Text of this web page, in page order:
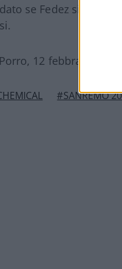
se Fedez si sia
12 febbraio 2023
#SANREMO